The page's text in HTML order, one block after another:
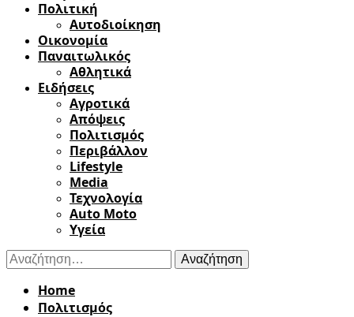
Πολιτική
Αυτοδιοίκηση
Οικονομία
Παναιτωλικός
Αθλητικά
Ειδήσεις
Αγροτικά
Απόψεις
Πολιτισμός
Περιβάλλον
Lifestyle
Media
Τεχνολογία
Auto Moto
Υγεία
Αναζήτηση
για:
Home
Πολιτισμός